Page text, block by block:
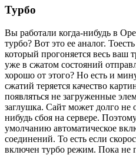
Турбо
Вы работали когда-нибудь в
турбо? Вот это ее аналог.
который прогоняется весь ваш
уже в сжатом состояний
хорошо от этого? Но есть и
сжатий теряется качество
появляться не загруженные
заглушка. Сайт может долго не
нибудь сбоя на сервере.
умолчанию автоматическое
соединений. То есть если
включен турбо режим. Пока не